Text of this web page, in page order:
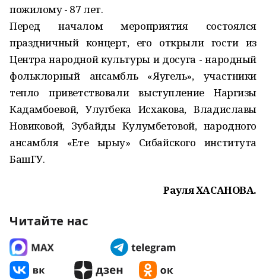
пожилому - 87 лет.
Перед началом мероприятия состоялся
праздничный концерт, его открыли гости из
Центра народной культуры и досуга - народный
фольклорный ансамбль «Яугель», участники
тепло приветствовали выступление Наргизы
Кадамбоевой, Улугбека Исхакова, Владиславы
Новиковой, Зубайды Кулумбетовой, народного
ансамбля «Ете ырыу» Сибайского института
БашГУ.
Рауля ХАСАНОВА.
Читайте нас